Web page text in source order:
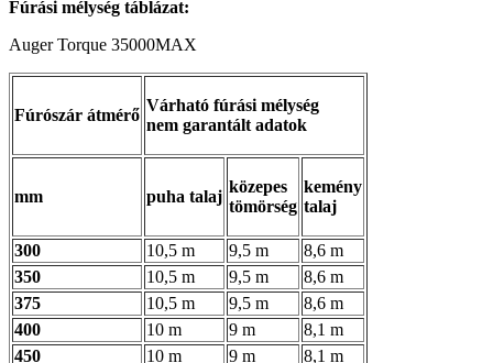
Fúrási mélység táblázat:
Auger Torque 35000MAX
Fúrószár átmérő
Várható fúrási mélység
nem garantált adatok
mm puha talaj
közepes
tömörség
kemény
talaj
300 10,5 m 9,5 m
8,6 m
350
10,5 m 9,5 m
8,6 m
375
10,5 m 9,5 m
8,6 m
400
10 m 9 m
8,1 m
450
10 m 9 m
8,1 m